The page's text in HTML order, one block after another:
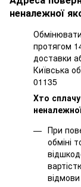
неналежної
протягом
доставки
Київська
01135
Хто
При
обміні